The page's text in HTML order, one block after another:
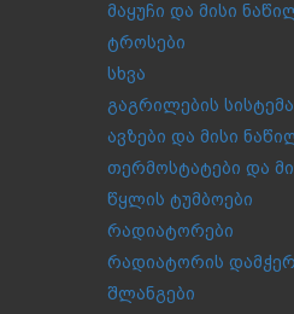
მაყუჩი და მისი
ტროსები
სხვა
გაგრილების სისტემა
ავზები და მისი
თერმოსტატები და
წყლის ტუმბოები
რადიატორები
რადიატორის
შლანგები